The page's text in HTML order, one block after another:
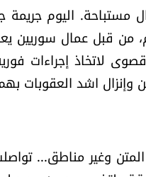
مستباحة. اليوم جريمة
من قبل عمال سوريين
لاتخاذ إجراءات
وإنزال اشد العقوبات
وغير مناطق...